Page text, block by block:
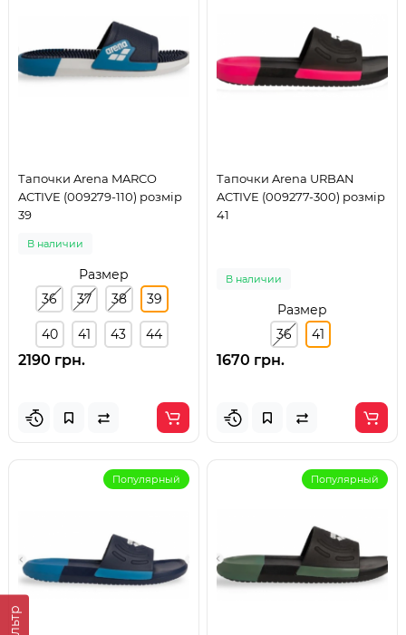
Тапочки Arena MARCO
ACTIVE (009279-110) розмір
39
В наличии
Размер
36
37 38 39
40 41 43 44
2190 грн.
Тапочки Arena URBAN
ACTIVE (009277-300) розмір
41
В наличии
Размер
36
41
1670 грн.
Популярный Популярный